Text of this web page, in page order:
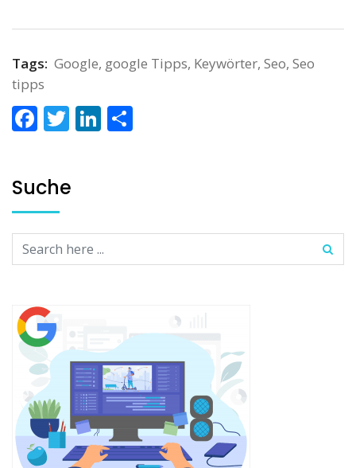
Tags: Google, google Tipps, Keywörter, Seo, Seo
tipps
Facebook
TwitterLinkedIn
Suche